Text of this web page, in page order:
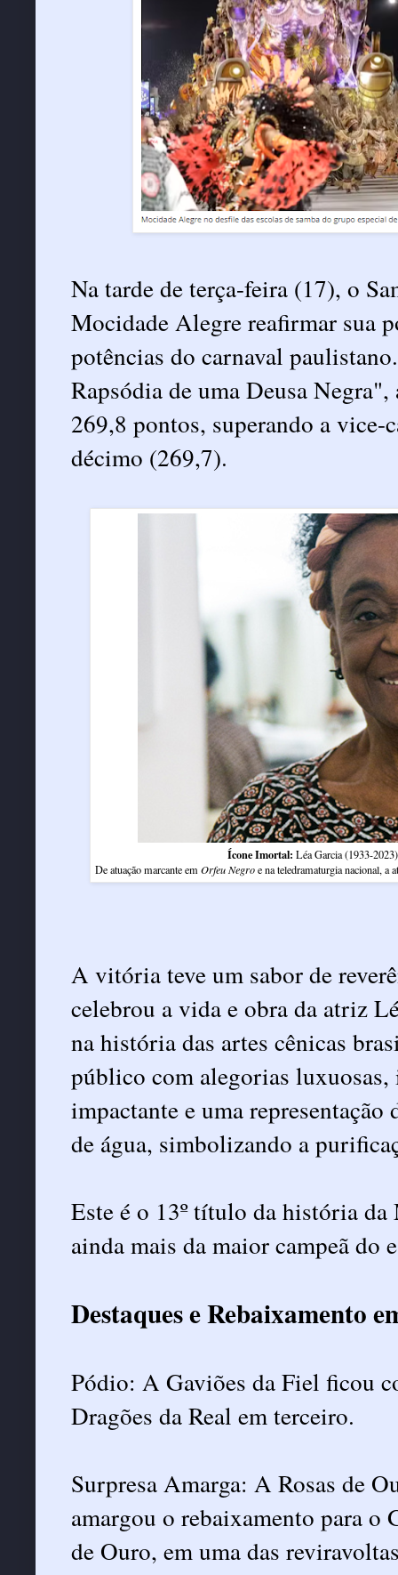
Na tarde de terça-feira (17), o
Mocidade Alegre reafirmar sua
potências do carnaval
Rapsódia de uma Deusa
269,8 pontos, superando a vice-
décimo (269,7).
Ícone Imortal: Léa Garcia (1933-
De atuação marcante em Orfeu Negroe na teledramaturgia nacional, a
A vitória teve um sabor de
celebrou a vida e obra da atriz
na história das artes cênicas
público com alegorias
impactante e uma
de água, simbolizando a
Este é o 13º título da história
ainda mais da maior campeã
Destaques e Rebaixamento
Pódio: A Gaviões da Fiel ficou
Dragões da Real em terceiro.
Surpresa Amarga: A Rosas de
amargou o rebaixamento para
de Ouro, em uma das